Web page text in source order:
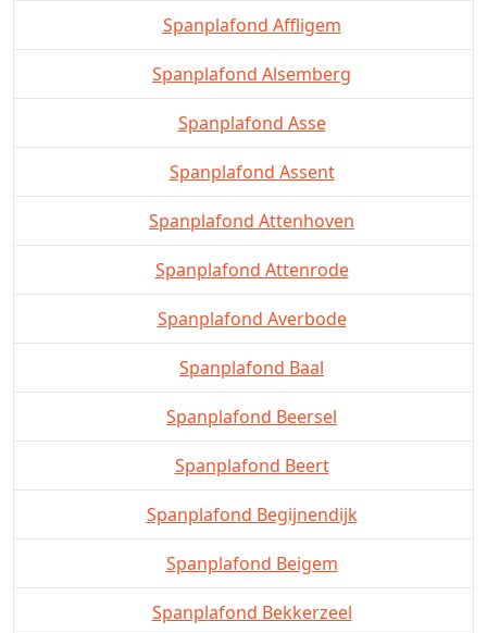
Spanplafond Affligem
Spanplafond Alsemberg
Spanplafond Asse
Spanplafond Assent
Spanplafond Attenhoven
Spanplafond Attenrode
Spanplafond Averbode
Spanplafond Baal
Spanplafond Beersel
Spanplafond Beert
Spanplafond Begijnendijk
Spanplafond Beigem
Spanplafond Bekkerzeel